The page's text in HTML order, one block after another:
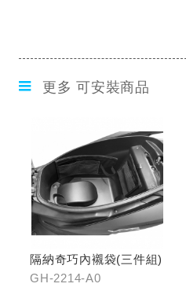
更多 可安裝商品
隔納奇巧內襯袋(三件組)
GH-2214-A0